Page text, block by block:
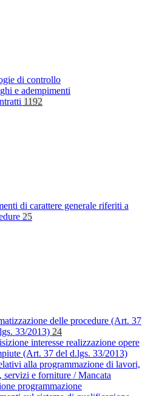
di controllo
e adempimenti
1192
di carattere generale riferiti a
25
delle procedure (Art. 37
33/2013) 24
interesse realizzazione opere
(Art. 37 del d.lgs. 33/2013)
alla programmazione di lavori,
servizi e forniture / Mancata
programmazione